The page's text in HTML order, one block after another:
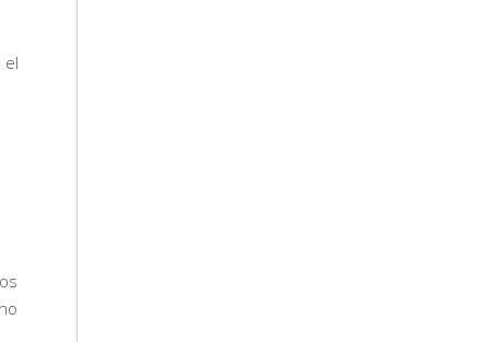
el